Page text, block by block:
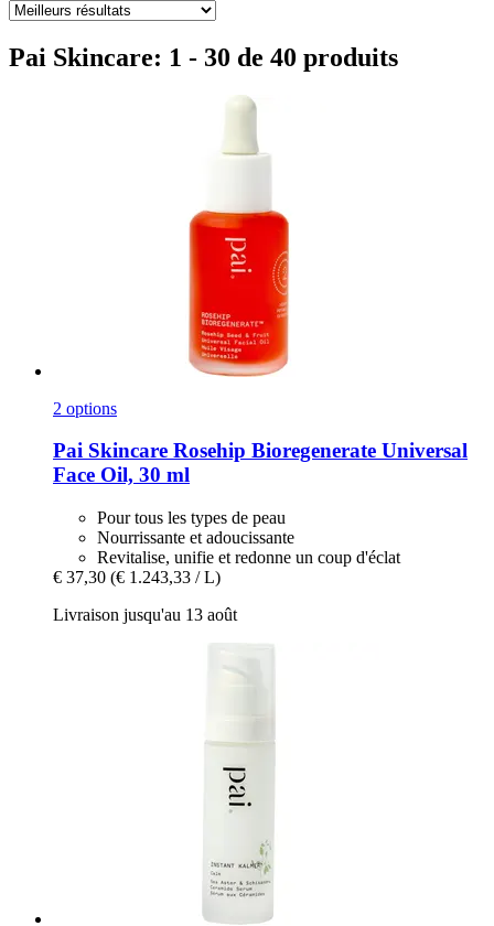
Pai Skincare: 1 - 30 de 40 produits
2 options
Pai Skincare Rosehip Bioregenerate Universal
Face Oil, 30 ml
Pour tous les types de peau
Nourrissante et adoucissante
Revitalise, unifie et redonne un coup d'éclat
€ 37,30 (€ 1.243,33 / L)
Livraison jusqu'au 13 août